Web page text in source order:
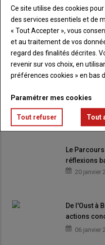
VOUS AIMEREZ AUSSI
Les
24 février
Qualité de
20 janvier
Le
réflexions
20 janvier
De l'Oust à
actions
climat06 janvier
Ce site utilise des cookies
des services essentiels et de
« Tout Accepter », vous
et au traitement de vos
regard des finalités décrites.
revenir sur vos choix, en
préférences cookies » en bas
Paramétrer mes cookies
Tout refuser Tout